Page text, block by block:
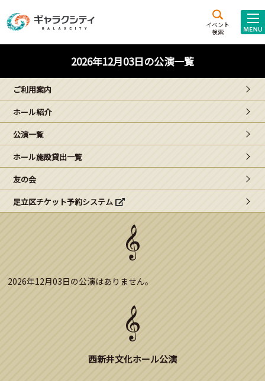
イベント
検索
施設案内
西新井
文化ホール
ギャラクシティとは
こどもみーてぃんぐ
Gがくえん
ブランドからのお知らせ
2026年12月03日の公演一覧
ご利用案内
ホール紹介
公演一覧
ホール施設貸出一覧
友の会
足立区チケット予約システム
2026年12月03日の公演はありません。
西新井文化ホール公演